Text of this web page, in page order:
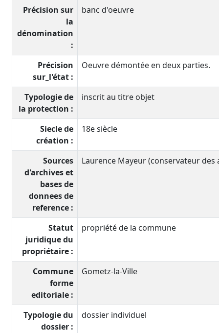
Précision sur
la
dénomination
:
banc d'oeuvre
Précision
sur_l'état :
Oeuvre démontée en deux parties.
Typologie de
la protection :
inscrit au titre objet
Siecle de
création :
18e siècle
Sources
d'archives et
bases de
donnees de
reference :
Laurence Mayeur (conservateur
Statut
juridique du
propriétaire :
propriété de la commune
Commune
forme
editoriale :
Gometz-la-Ville
Typologie du
dossier :
dossier individuel